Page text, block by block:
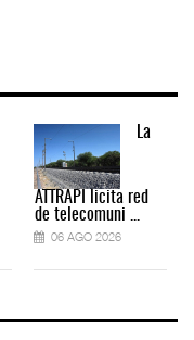
La
ATTRAPI licita red
de telecomuni ...
06 AGO 2026